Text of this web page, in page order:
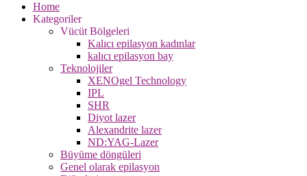
Home
Kategoriler
Vücüt Bölgeleri
Kalıcı epilasyon kadınlar
kalıcı epilasyon bay
Teknolojiler
XENOgel Technology
IPL
SHR
Diyot lazer
Alexandrite lazer
ND:YAG-Lazer
Büyüme döngüleri
Genel olarak epilasyon